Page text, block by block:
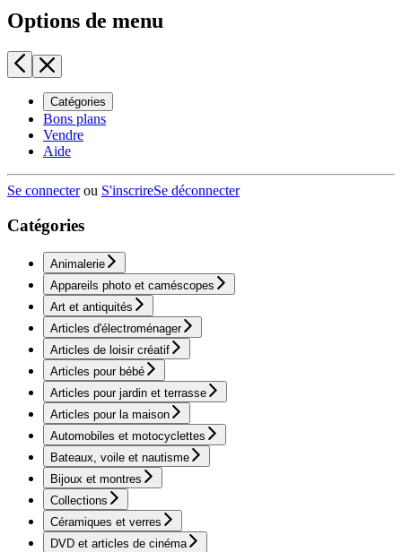
Options de menu
Catégories
Bons plans
Vendre
Aide
Se connecterou S'inscrireSe déconnecter
Catégories
Animalerie
Appareils photo et caméscopes
Art et antiquités
Articles d'électroménager
Articles de loisir créatif
Articles pour bébé
Articles pour jardin et terrasse
Articles pour la maison
Automobiles et motocyclettes
Bateaux, voile et nautisme
Bijoux et montres
Collections
Céramiques et verres
DVD et articles de cinéma